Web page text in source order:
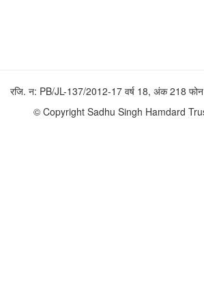
रजि. न: PB/JL-137/2012-17 वर्ष 18, अंक 218
© Copyright Sadhu Singh Hamdard